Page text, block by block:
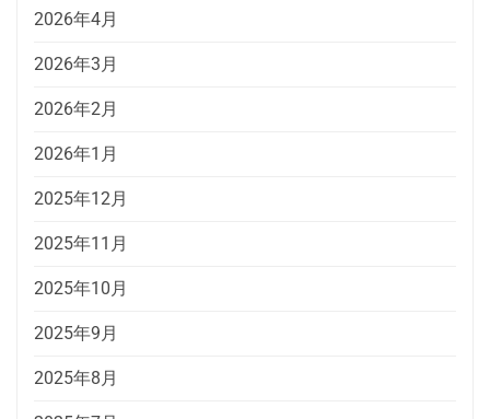
2026年4月
2026年3月
2026年2月
2026年1月
2025年12月
2025年11月
2025年10月
2025年9月
2025年8月